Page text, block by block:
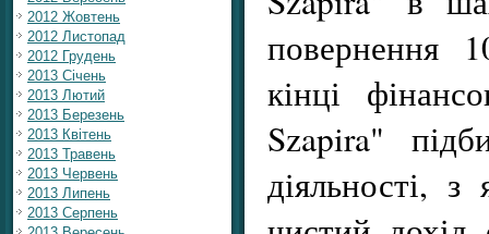
2012 Жовтень
2012 Листопад
2012 Грудень
2013 Січень
2013 Лютий
2013 Березень
2013 Квітень
2013 Травень
2013 Червень
2013 Липень
2013 Серпень
повернення
кінці
Szapira"
діяльності,